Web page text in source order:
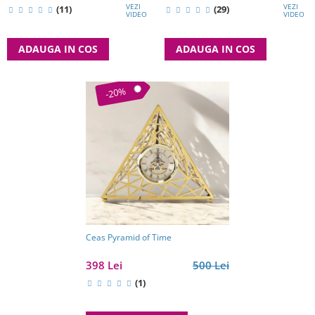
(11) VEZI
VIDEO
ADAUGA IN COS
(29) VEZI
VIDEO
ADAUGA IN COS
-20%
Ceas Pyramid of Time
500 Lei
398 Lei
(1)